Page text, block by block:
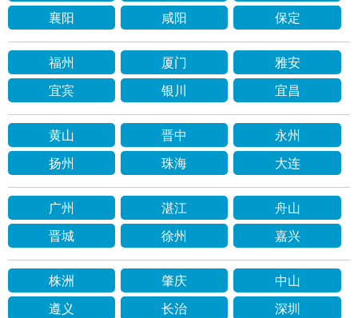
襄阳
咸阳 保定
福州 厦门
雅安
宜宾
银川 宜昌
黄山 晋中
永州
扬州
珠海 大连
广州 湛江
舟山
晋城
徐州 嘉兴
株洲 肇庆
中山
遵义
长治 深圳